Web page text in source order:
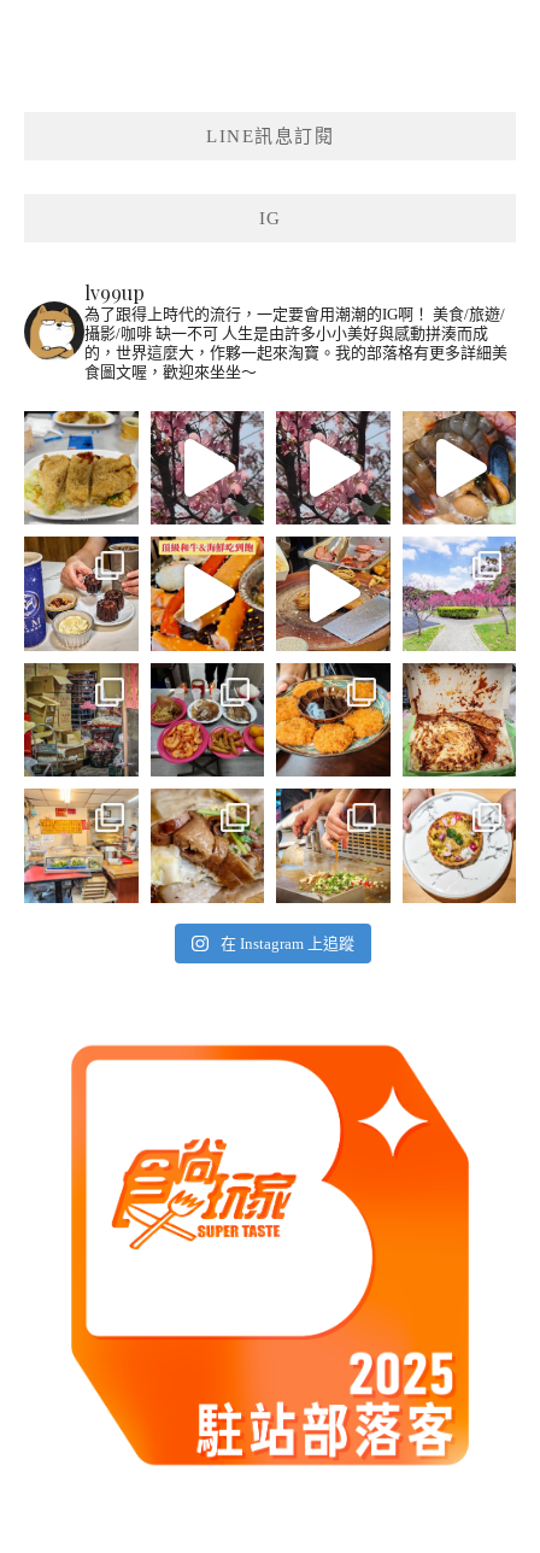
LINE訊息訂閱
IG
lv99up
為了跟得上時代的流行，一定要會用潮潮的IG啊！ 美食/旅遊/
攝影/咖啡 缺一不可 人生是由許多小小美好與感動拼湊而成
的，世界這麼大，作夥一起來淘寶。我的部落格有更多詳細美
食圖文喔，歡迎來坐坐～
在 Instagram 上追蹤